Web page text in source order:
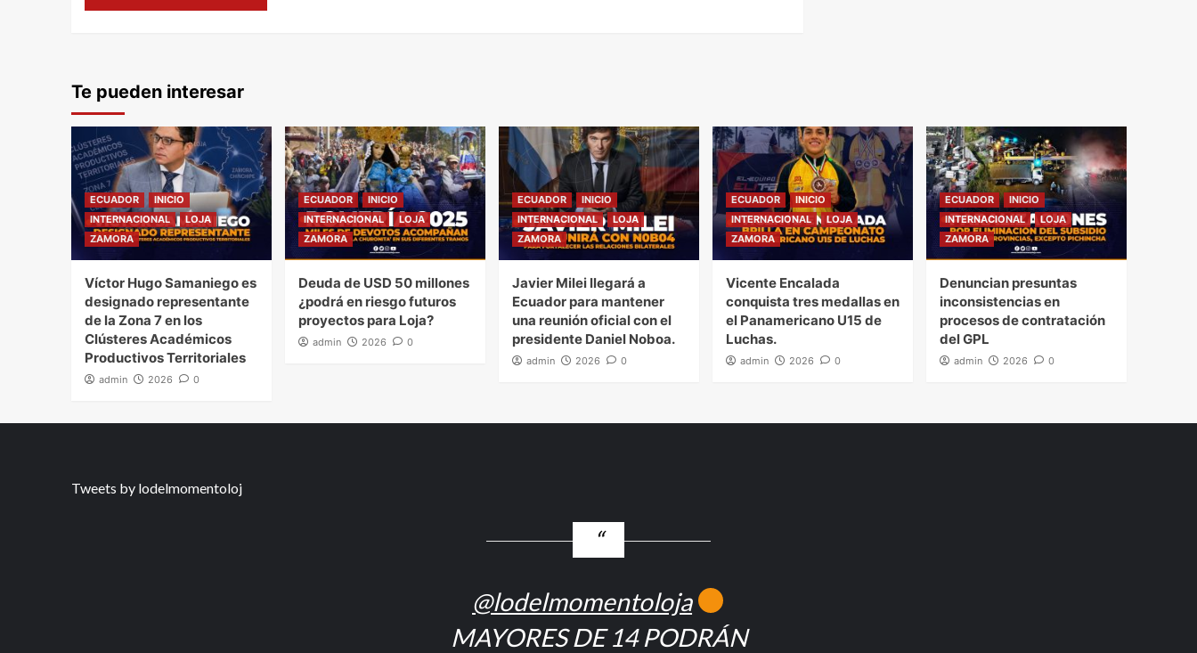
Te pueden interesar
ECUADOR
INICIO
INTERNACIONAL
LOJA
ZAMORA
Víctor Hugo Samaniego es
designado representante
de la Zona 7 en los
Clústeres Académicos
Productivos Territoriales
admin 2026 0
ECUADOR
INICIO
INTERNACIONAL
LOJA
ZAMORA
Deuda de USD 50 millones
¿podrá en riesgo futuros
proyectos para Loja?
admin 2026 0
ECUADOR
INICIO
INTERNACIONAL
LOJA
ZAMORA
Javier Milei llegará a
Ecuador para mantener
una reunión oficial con el
presidente Daniel Noboa.
admin 2026 0
ECUADOR
INICIO
INTERNACIONAL
LOJA
ZAMORA
Vicente Encalada
conquista tres medallas en
el Panamericano U15 de
Luchas.
admin 2026 0
ECUADOR
INICIO
INTERNACIONAL
LOJA
ZAMORA
Denuncian presuntas
inconsistencias en
procesos de contratación
del GPL
admin 2026 0
Tweets by lodelmomentoloj
@lodelmomentoloja
MAYORES DE 14 PODRÁN